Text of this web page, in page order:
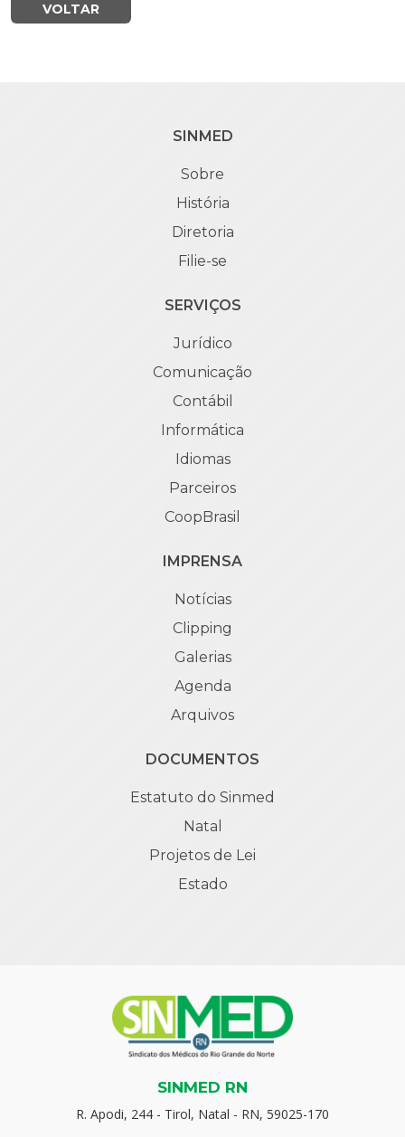
VOLTAR
SINMED
Sobre
História
Diretoria
Filie-se
SERVIÇOS
Jurídico
Comunicação
Contábil
Informática
Idiomas
Parceiros
CoopBrasil
IMPRENSA
Notícias
Clipping
Galerias
Agenda
Arquivos
DOCUMENTOS
Estatuto do Sinmed
Natal
Projetos de Lei
Estado
SINMED RN
R. Apodi, 244 - Tirol, Natal - RN, 59025-170